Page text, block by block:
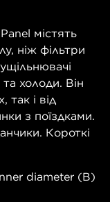
містять
ніж фільтри
холоди. Він
так і від
з поїздками.
Короткі
diameter (B)